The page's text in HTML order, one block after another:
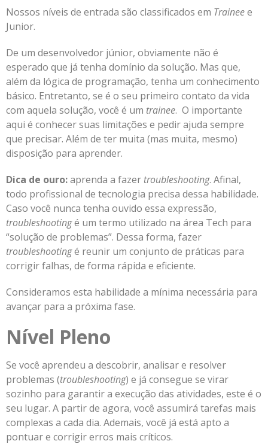
Nossos níveis de entrada são classificados em Traineee
Junior.
De um desenvolvedor júnior, obviamente não é
esperado que já tenha domínio da solução. Mas que,
além da lógica de programação, tenha um conhecimento
básico. Entretanto, se é o seu primeiro contato da vida
com aquela solução, você é um trainee. O importante
aqui é conhecer suas limitações e pedir ajuda sempre
que precisar. Além de ter muita (mas muita, mesmo)
disposição para aprender.
Dica de ouro:aprenda a fazer troubleshooting. Afinal,
todo profissional de tecnologia precisa dessa habilidade.
Caso você nunca tenha ouvido essa expressão,
troubleshootingé um termo utilizado na área Tech para
“solução de problemas”. Dessa forma, fazer
troubleshootingé reunir um conjunto de práticas para
corrigir falhas, de forma rápida e eficiente.
Consideramos esta habilidade a mínima necessária para
avançar para a próxima fase.
Nível Pleno
Se você aprendeu a descobrir, analisar e resolver
problemas (troubleshooting) e já consegue se virar
sozinho para garantir a execução das atividades, este é o
seu lugar. A partir de agora, você assumirá tarefas mais
complexas a cada dia. Ademais, você já está apto a
pontuar e corrigir erros mais críticos.